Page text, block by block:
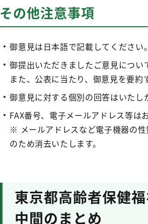
その他注意事項
御意見は日本語で記載してください。
御提出いただきましたご意見につい
また、公表に当たり、御意見を要約
御意見に対する個別の回答はいたし
FAX番号、電子メールアドレス等は
※ メールアドレスなど電子機器の
のため消去いたします。
東京都高齢者保健
中間のまとめ